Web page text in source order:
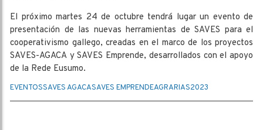
El próximo martes 24 de octubre tendrá lugar un evento de
presentación de las nuevas herramientas de SAVES para el
cooperativismo gallego, creadas en el marco de los proyectos
SAVES-AGACA y SAVES Emprende, desarrollados con el apoyo
de la Rede Eusumo.
EVENTOSSAVES AGACASAVES EMPRENDEAGRARIAS2023